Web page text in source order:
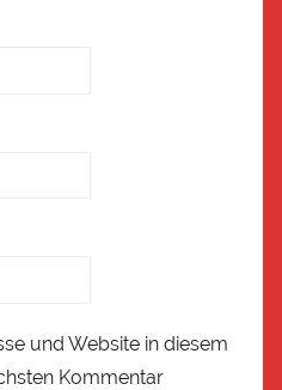
und Website in diesem
Kommentar